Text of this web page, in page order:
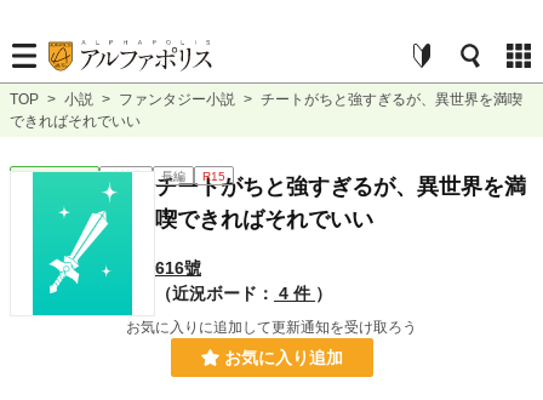
TOP > 小説 > ファンタジー小説 > チートがちと強すぎるが、異世界を満喫
できればそれでいい
ファンタジー 連載中 長編 R15
チートがちと強すぎるが、異世界を満
喫できればそれでいい
616號
（近況ボード： 4 件 ）
お気に入りに追加して更新通知を受け取ろう
お気に入り追加